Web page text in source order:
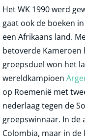
Het WK 1990 werd
gaat ook de boeken
een Afrikaans land.
betoverde Kameroen
groepsduel won het
wereldkampioen
op Roemenië met
nederlaag tegen de
groepswinnaar. In de
Colombia, maar in